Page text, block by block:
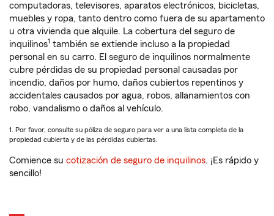
computadoras, televisores, aparatos electrónicos, bicicletas,
muebles y ropa, tanto dentro como fuera de su apartamento
u otra vivienda que alquile. La cobertura del seguro de
inquilinos1 también se extiende incluso a la propiedad
personal en su carro. El seguro de inquilinos normalmente
cubre pérdidas de su propiedad personal causadas por
incendio, daños por humo, daños cubiertos repentinos y
accidentales causados por agua, robos, allanamientos con
robo, vandalismo o daños al vehículo.
1. Por favor, consulte su póliza de seguro para ver a una lista completa de la
propiedad cubierta y de las pérdidas cubiertas.
Comience su cotización de seguro de inquilinos. ¡Es rápido y
sencillo!